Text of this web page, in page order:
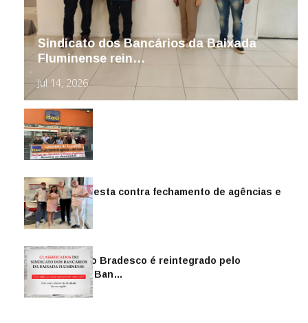
Sindicato dos Bancários da Baixada
Fluminense rein…
Jul 14, 2026
Sindicato protesta contra fechamento de agências e
as demiss…
Mai 13, 2026
Funcionário do Bradesco é reintegrado pelo
Sindicato dos Ban…
Abr 08, 2026